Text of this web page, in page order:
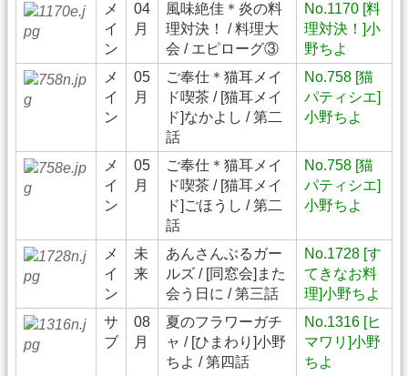
メ
イ
ン
04
月
風味絶佳＊炎の料
理対決！ / 料理大
会 / エピローグ③
No.1170 [料
理対決！]小
野ちよ
メ
イ
ン
05
月
ご奉仕＊猫耳メイ
ド喫茶 / [猫耳メイ
ド]なかよし / 第二
話
No.758 [猫
パティシエ]
小野ちよ
メ
イ
ン
05
月
ご奉仕＊猫耳メイ
ド喫茶 / [猫耳メイ
ド]ごほうし / 第二
話
No.758 [猫
パティシエ]
小野ちよ
メ
イ
ン
未
来
あんさんぶるガー
ルズ / [同窓会]また
会う日に / 第三話
No.1728 [す
てきなお料
理]小野ちよ
サ
ブ
08
月
夏のフラワーガチ
ャ / [ひまわり]小野
ちよ / 第四話
No.1316 [ヒ
マワリ]小野
ちよ